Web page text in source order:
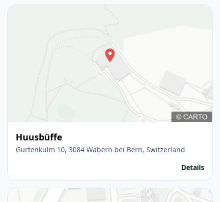
Huusbüffe
Gurtenkulm 10, 3084 Wabern bei Bern, Switzerland
Details